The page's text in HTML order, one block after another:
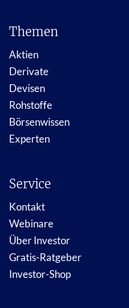
Themen
Aktien
Derivate
Devisen
Rohstoffe
Börsenwissen
Experten
Service
Kontakt
Webinare
Über Investor
Gratis-Ratgeber
Investor-Shop